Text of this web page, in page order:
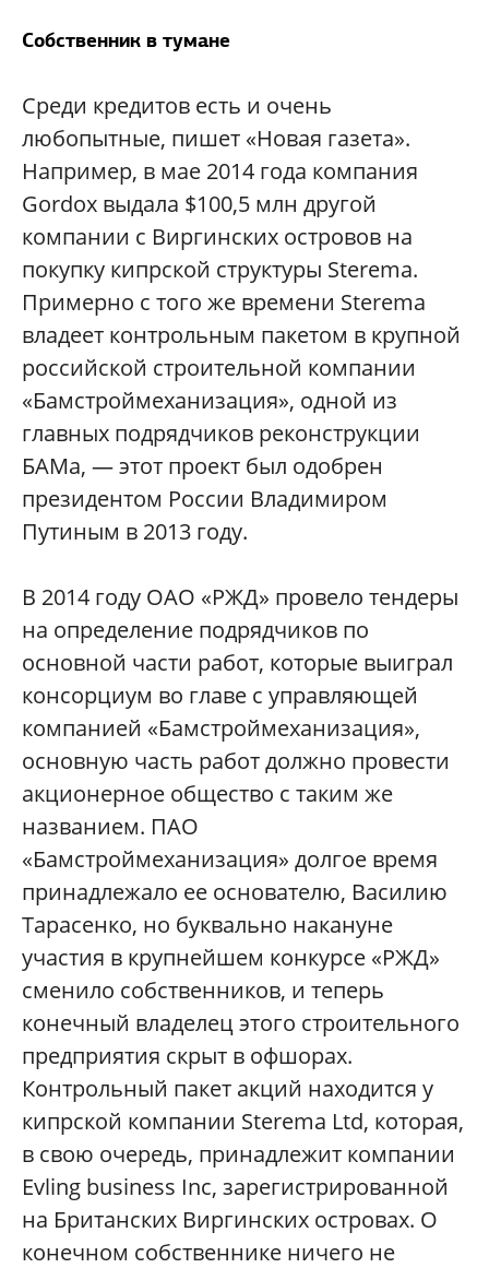
Собственник в тумане
Среди кредитов есть и очень
любопытные, пишет «Новая газета».
Например, в мае 2014 года компания
Gordox выдала $100,5 млн другой
компании с Виргинских островов на
покупку кипрской структуры Sterema.
Примерно с того же времени Sterema
владеет контрольным пакетом в крупной
российской строительной компании
«Бамстроймеханизация», одной из
главных подрядчиков реконструкции
БАМа, — этот проект был одобрен
президентом России Владимиром
Путиным в 2013 году.
В 2014 году ОАО «РЖД» провело тендеры
на определение подрядчиков по
основной части работ, которые выиграл
консорциум во главе с управляющей
компанией «Бамстроймеханизация»,
основную часть работ должно провести
акционерное общество с таким же
названием. ПАО
«Бамстроймеханизация» долгое время
принадлежало ее основателю, Василию
Тарасенко, но буквально накануне
участия в крупнейшем конкурсе «РЖД»
сменило собственников, и теперь
конечный владелец этого строительного
предприятия скрыт в офшорах.
Контрольный пакет акций находится у
кипрской компании Sterema Ltd, которая,
в свою очередь, принадлежит компании
Evling business Inc, зарегистрированной
на Британских Виргинских островах. О
конечном собственнике ничего не